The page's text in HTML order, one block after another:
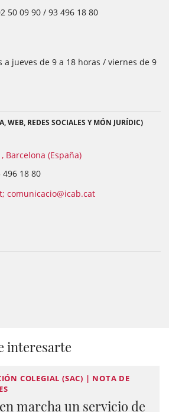
50 09 90 / 93 496 18 80
a jueves de 9 a 18 horas / viernes de 9
WEB, REDES SOCIALES Y MÓN JURÍDIC)
Barcelona (España)
496 18 80
comunicacio@icab.cat
interesarte
COLEGIAL (SAC) | NOTA DE
marcha un servicio de